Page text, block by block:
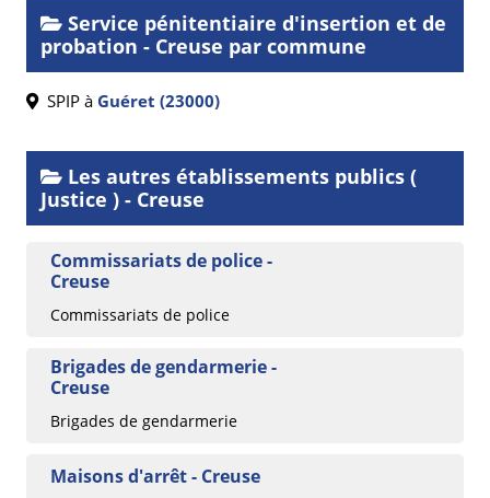
Service pénitentiaire d'insertion et de
probation - Creuse par commune
SPIP à Guéret (23000)
Les autres établissements publics (
Justice ) - Creuse
Commissariats de police -
Creuse
Commissariats de police
Brigades de gendarmerie -
Creuse
Brigades de gendarmerie
Maisons d'arrêt - Creuse